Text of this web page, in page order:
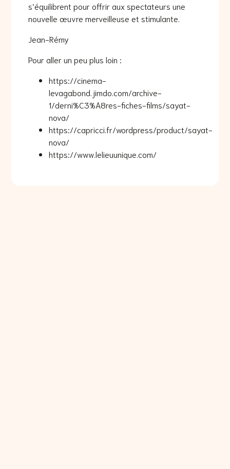
s’équilibrent pour offrir aux spectateurs une
nouvelle œuvre merveilleuse et stimulante.
Jean-Rémy
Pour aller un peu plus loin :
https://cinema-
levagabond.jimdo.com/archive-
1/derni%C3%A8res-fiches-films/sayat-
nova/
https://capricci.fr/wordpress/product/sayat-
nova/
https://www.lelieuunique.com/